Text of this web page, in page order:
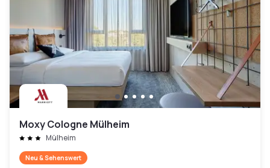
Moxy Cologne Mülheim
Mülheim
Neu & Sehenswert